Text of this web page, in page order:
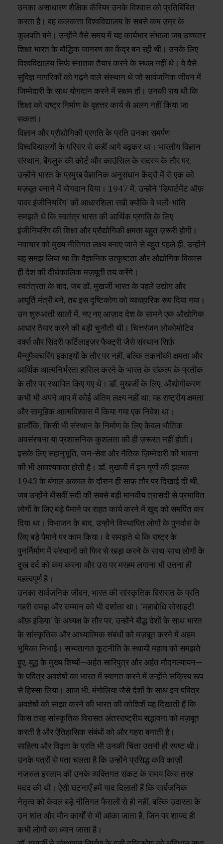
उनका असाधारण शैक्षिक कॅरियर उनके विश्वास को प्रतिबिंबित
करता है। वह कलकत्ता विश्वविद्यालय के सबसे कम उम्र के
कुलपति बने। उन्होंने वैसे समय में यह कार्यभार संभाला जब उच्चतर
शिक्षा भारत के बौद्धिक जागरण का केंद्र बन रही थी। उनके लिए
विश्वविद्यालय सिर्फ स्नातक तैयार करने के स्थल नहीं थे। वे वैसे
सुविज्ञ नागरिकों को गढ़ने वाले संस्थान थे जो सार्वजनिक जीवन में
जिम्मेदारी के साथ योगदान करने में सक्षम हों। उनकी राय थी कि
शिक्षा को राष्ट्र निर्माण के वृहत्तर कार्य से अलग नहीं किया जा
सकता।
विज्ञान और प्रौद्योगिकी प्रगति के प्रति उनका समर्पण
विश्वविद्यालयों के परिसर से कहीं आगे बढ़कर था। भारतीय विज्ञान
संस्थान, बेंगलुरु की कोर्ट और काउंसिल के सदस्य के तौर पर,
उन्होंने भारत के प्रमुख वैज्ञानिक अनुसंधान केंद्रों में से एक को
मज़बूत बनाने में योगदान दिया। 1947 में, उन्होंने ‘डिपार्टमेंट ऑफ़
पावर इंजीनियरिंग’ की आधारशिला रखी क्योंकि वे भली-भांति
समझते थे कि स्वतंत्र भारत की आर्थिक प्रगति के लिए
इंजीनियरिंग की शिक्षा और प्रौद्योगिकी क्षमता बहुत ज़रूरी होगी।
नवाचार को मुख्य नीतिगत लक्ष्य बनाए जाने से बहुत पहले ही, उन्होंने
यह समझ लिया था कि वैज्ञानिक उत्कृष्टता और औद्योगिक विकास
ही देश की दीर्घकालिक मज़बूती तय करेंगे।
स्वतंत्रता के बाद, जब डॉ. मुखर्जी भारत के पहले उद्योग और
आपूर्ति मंत्री बने, तब इस दृष्टिकोण को व्यावहारिक रूप दिया गया।
उन शुरुआती सालों में, नए नए आज़ाद देश के सामने एक औद्योगिक
आधार तैयार करने की बड़ी चुनौती थी। चित्तरंजन लोकोमोटिव
वर्क्स और सिंदरी फर्टिलाइज़र फैक्ट्री जैसे संस्थान सिर्फ़
मैन्युफैक्चरिंग इकाइयों के तौर पर नहीं, बल्कि तकनीकी क्षमता और
आर्थिक आत्मनिर्भरता हासिल करने के भारत के संकल्प के प्रतीक
के तौर पर स्थापित किए गए थे। डॉ. मुखर्जी के लिए, औद्योगीकरण
कभी भी अपने आप में कोई अंतिम लक्ष्य नहीं था; यह राष्ट्रीय क्षमता
और सामूहिक आत्मविश्वास में किया गया एक निवेश था।
हालाँकि, किसी भी संस्थान के निर्माण के लिए केवल भौतिक
अवसंरचना या प्रशासनिक कुशलता की ही ज़रूरत नहीं होती।
इसके लिए सहानुभूति, जन-सेवा और नैतिक ज़िम्मेदारी की भावना
की भी आवश्यकता होती है। डॉ. मुखर्जी में इन गुणों की झलक
1943 के बंगाल अकाल के दौरान ही साफ़ तौर पर दिखाई दी थी,
जब उन्होंने बीसवीं सदी की सबसे बड़ी मानवीय त्रासदी से प्रभावित
लोगों के लिए बड़े पैमाने पर राहत कार्य करने में खुद को समर्पित कर
दिया था। विभाजन के बाद, उन्होंने विस्थापित लोगों के पुनर्वास के
लिए बड़े पैमाने पर काम किया। वे समझते थे कि राष्ट्र के
पुनर्निर्माण में संस्थानों को फिर से खड़ा करने के साथ-साथ लोगों के
दुख दर्द को कम करना और उस पर मरहम लगाना भी उतना ही
महत्वपूर्ण है।
उनका सार्वजनिक जीवन, भारत की सांस्कृतिक विरासत के प्रति
गहरी समझ और सम्मान को भी दर्शाता था। ‘महाबोधि सोसाइटी
ऑफ़ इंडिया’ के अध्यक्ष के तौर पर, उन्होंने बौद्ध देशों के साथ भारत
के सांस्कृतिक और आध्यात्मिक संबंधों को मज़बूत करने में अहम
भूमिका निभाई। सभ्यतागत कूटनीति के स्थायी महत्व को समझते
हुए, बुद्ध के मुख्य शिष्यों—अर्हत सारिपुत्र और अर्हत मौद्गल्यायन—
के पवित्र अवशेषों का भारत में स्वागत करने में उन्होंने सक्रिय रूप
से हिस्सा लिया। आज भी, मंगोलिया जैसे देशों के साथ इन पवित्र
अवशेषों को साझा करने की भारत की कोशिशें यह दिखाती हैं कि
किस तरह सांस्कृतिक विरासत अंतरराष्ट्रीय सद्भावना को मज़बूत
करती है और ऐतिहासिक संबंधों को और गहरा बनाती है।
साहित्य और विद्वता के प्रति भी उनकी चिंता उतनी ही स्पष्ट थी।
उनके पत्रों से पता चलता है कि उन्होंने प्रसिद्ध कवि काज़ी
नज़रुल इस्लाम की उनके व्यक्तिगत संकट के समय किस तरह
मदद की थी। ऐसी घटनाएँ हमें याद दिलाती हैं कि सार्वजनिक
नेतृत्व को केवल बड़े नीतिगत फैसलों से ही नहीं, बल्कि उदारता के
उन शांत और मौन कार्यों से भी आंका जाता है, जिन पर शायद ही
कभी लोगों का ध्यान जाता है।